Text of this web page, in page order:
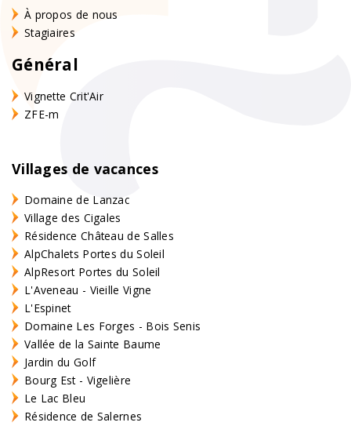
Vous disposez aussi d'un barbecue.
Piscine
pouvez également visiter le grand lac de loisirs qui se
trouve à 500 mètres.
À propos de nous
Stagiaires
Général
Vignette Crit'Air
ZFE-m
Villages de vacances
Domaine de Lanzac
Village des Cigales
Résidence Château de Salles
AlpChalets Portes du Soleil
AlpResort Portes du Soleil
L'Aveneau - Vieille Vigne
L'Espinet
Domaine Les Forges - Bois Senis
Vallée de la Sainte Baume
Jardin du Golf
Bourg Est - Vigelière
Le Lac Bleu
Résidence de Salernes